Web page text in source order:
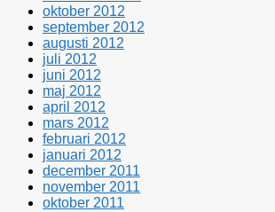
oktober 2012
september 2012
augusti 2012
juli 2012
juni 2012
maj 2012
april 2012
mars 2012
februari 2012
januari 2012
december 2011
november 2011
oktober 2011